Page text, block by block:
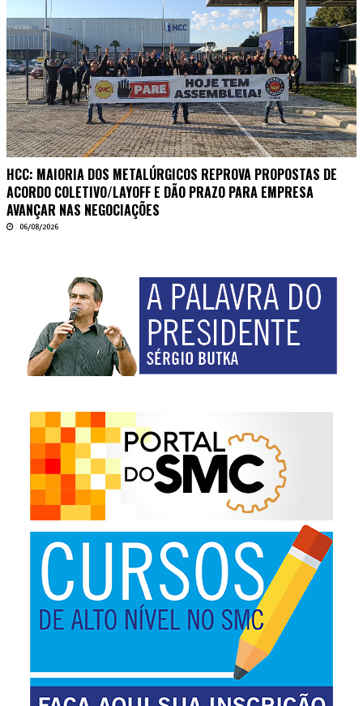
HCC: MAIORIA DOS METALÚRGICOS REPROVA PROPOSTAS DE
ACORDO COLETIVO/LAYOFF E DÃO PRAZO PARA EMPRESA
AVANÇAR NAS NEGOCIAÇÕES
06/08/2026